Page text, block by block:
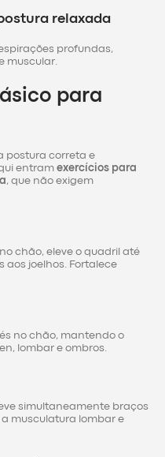
relaxada
profundas,
muscular.
para
postura correta e
entram exercícios para
, que não exigem
chão, eleve o quadril até
aos joelhos. Fortalece
no chão, mantendo o
lombar e ombros.
simultaneamente braços
a musculatura lombar e